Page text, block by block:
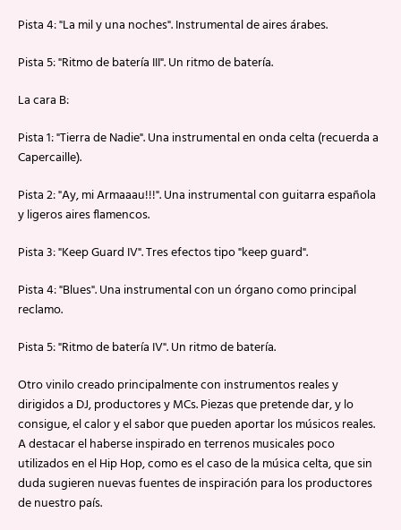
Pista 4: "La mil y una noches". Instrumental de aires árabes.
Pista 5: "Ritmo de batería III". Un ritmo de batería.
La cara B:
Pista 1: "Tierra de Nadie". Una instrumental en onda celta (recuerda a
Capercaille).
Pista 2: "Ay, mi Armaaau!!!". Una instrumental con guitarra española
y ligeros aires flamencos.
Pista 3: "Keep Guard IV". Tres efectos tipo "keep guard".
Pista 4: "Blues". Una instrumental con un órgano como principal
reclamo.
Pista 5: "Ritmo de batería IV". Un ritmo de batería.
Otro vinilo creado principalmente con instrumentos reales y
dirigidos a DJ, productores y MCs. Piezas que pretende dar, y lo
consigue, el calor y el sabor que pueden aportar los músicos reales.
A destacar el haberse inspirado en terrenos musicales poco
utilizados en el Hip Hop, como es el caso de la música celta, que sin
duda sugieren nuevas fuentes de inspiración para los productores
de nuestro país.